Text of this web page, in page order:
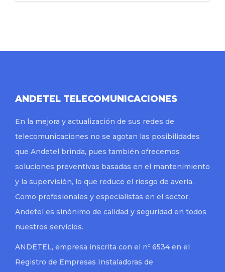
ANDETEL TELECOMUNICACIONES
En la mejora y actualización de sus redes de
telecomunicaciones no se agotan las posibilidades
que Andetel brinda, pues también ofrecemos
soluciones preventivas basadas en el mantenimiento
y la supervisión, lo que reduce el riesgo de avería.
Como profesionales y especialistas en el sector,
Andetel es sinónimo de calidad y seguridad en todos
nuestros servicios.
ANDETEL, empresa inscrita con el nº 6534 en el
Registro de Empresas Instaladoras de